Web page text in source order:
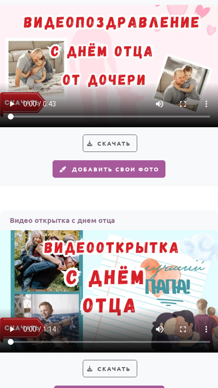
Свадьба
Годовщина свадьбы
Календарь праздников
КОМУ
Женщине
Мужчине
Все родственники
Пожелания
По именам
По годам
СКАЧАТЬ
ДОБАВИТЬ СВОИ ФОТО
Видео открытка с днем отца
СКАЧАТЬ